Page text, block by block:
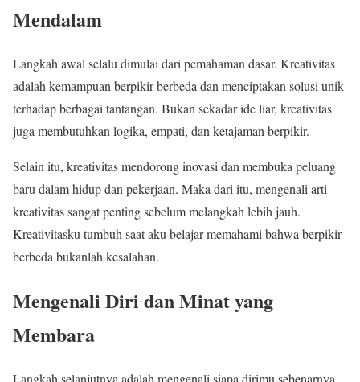
Mendalam
Langkah awal selalu dimulai dari pemahaman dasar. Kreativitas
adalah kemampuan berpikir berbeda dan menciptakan solusi unik
terhadap berbagai tantangan. Bukan sekadar ide liar, kreativitas
juga membutuhkan logika, empati, dan ketajaman berpikir.
Selain itu, kreativitas mendorong inovasi dan membuka peluang
baru dalam hidup dan pekerjaan. Maka dari itu, mengenali arti
kreativitas sangat penting sebelum melangkah lebih jauh.
Kreativitasku tumbuh saat aku belajar memahami bahwa berpikir
berbeda bukanlah kesalahan.
Mengenali Diri dan Minat yang
Membara
Langkah selanjutnya adalah mengenali siapa dirimu sebenarnya.